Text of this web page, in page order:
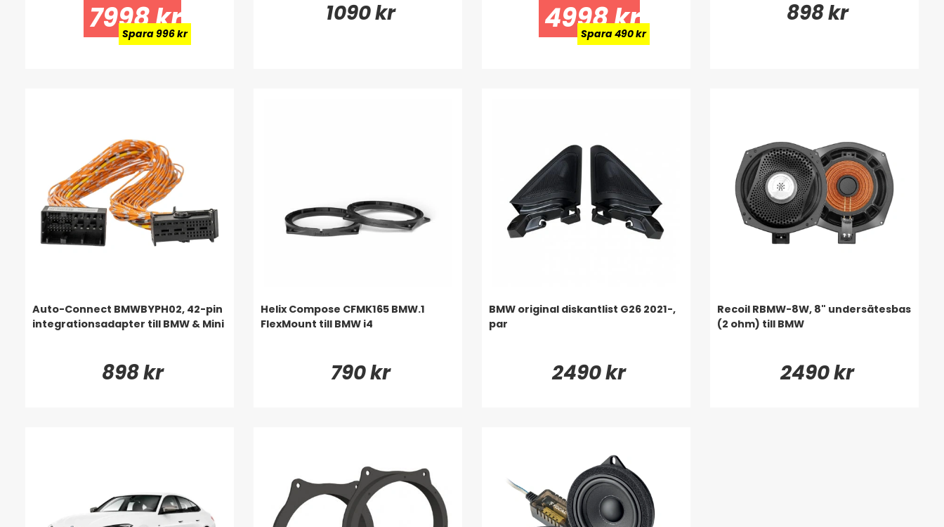
7998 kr
Spara 996 kr
1090 kr 4998 kr
Spara 490 kr
898 kr
Auto-Connect BMWBYPH02, 42-pin
integrationsadapter till BMW & Mini
898 kr
Helix Compose CFMK165 BMW.1
FlexMount till BMW i4
790 kr
BMW original diskantlist G26 2021-,
par
2490 kr
Recoil RBMW-8W, 8" undersätesbas
(2 ohm) till BMW
2490 kr